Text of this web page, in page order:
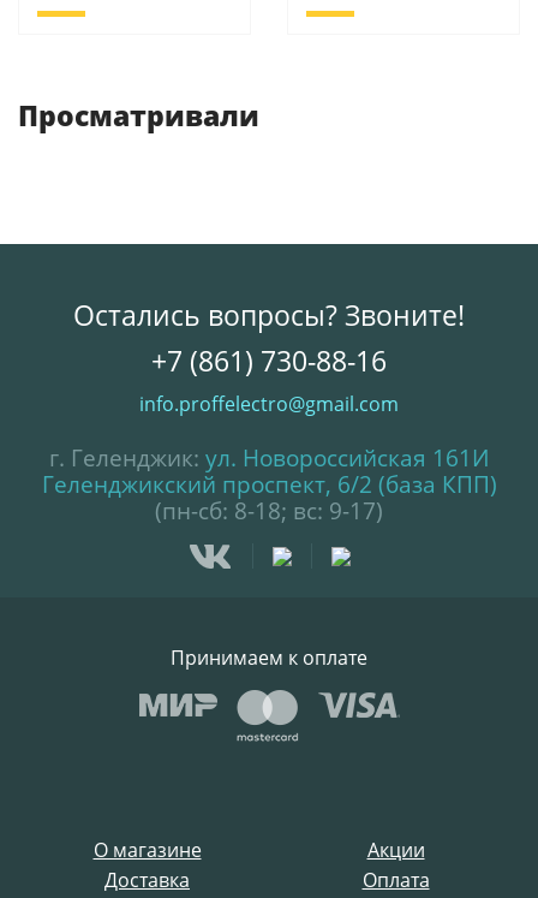
Просматривали
О магазине
Акции
Доставка
Оплата
Остались вопросы? Звоните!
+7 (861) 730-88-16
info.proffelectro@gmail.com
г. Геленджик: ул. Новороссийская 161И
Геленджикский проспект, 6/2 (база КПП)
(пн-сб: 8-18; вс: 9-17)
Принимаем к оплате